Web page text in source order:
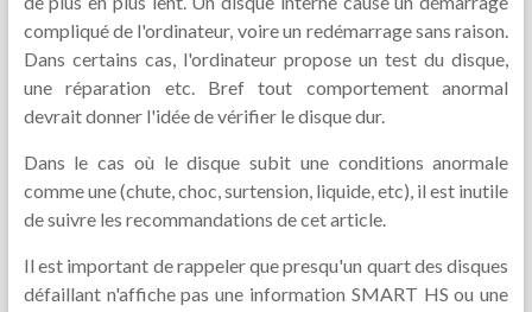
compliqué de l'ordinateur, voire un redémarrage sans raison.
Dans certains cas, l'ordinateur propose un test du disque,
une réparation etc. Bref tout comportement anormal
devrait donner l'idée de vérifier le disque dur.
Dans le cas où le disque subit une conditions anormale
comme une (chute, choc, surtension, liquide, etc), il est inutile
de suivre les recommandations de cet article.
Il est important de rappeler que presqu'un quart des disques
défaillant n'affiche pas une information SMART HS ou une